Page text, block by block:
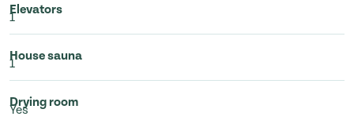
Elevators
1
House sauna
1
Drying room
Yes